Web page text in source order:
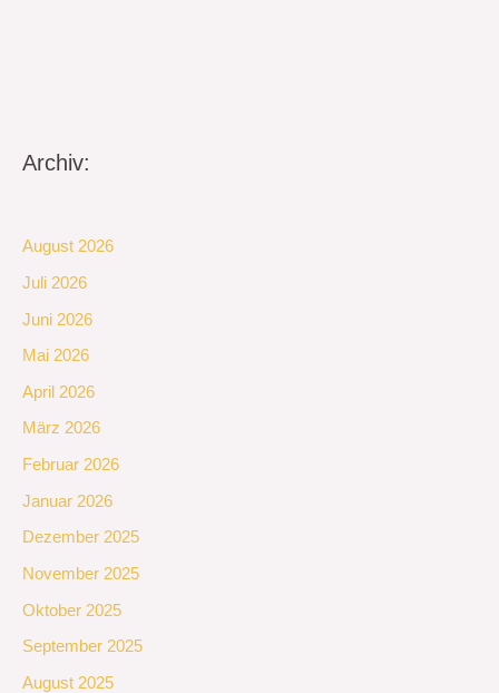
Archiv:
August 2026
Juli 2026
Juni 2026
Mai 2026
April 2026
März 2026
Februar 2026
Januar 2026
Dezember 2025
November 2025
Oktober 2025
September 2025
August 2025